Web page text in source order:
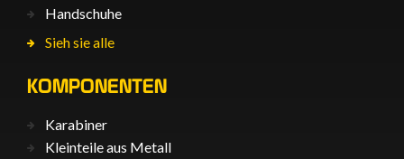
Handschuhe
Sieh sie alle
KOMPONENTEN
Karabiner
Kleinteile aus Metall